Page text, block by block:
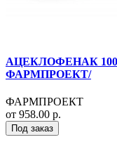
АЦЕКЛОФЕНАК
ФАРМПРОЕКТ/
ФАРМПРОЕКТ
от 958.00 р.
Под заказ